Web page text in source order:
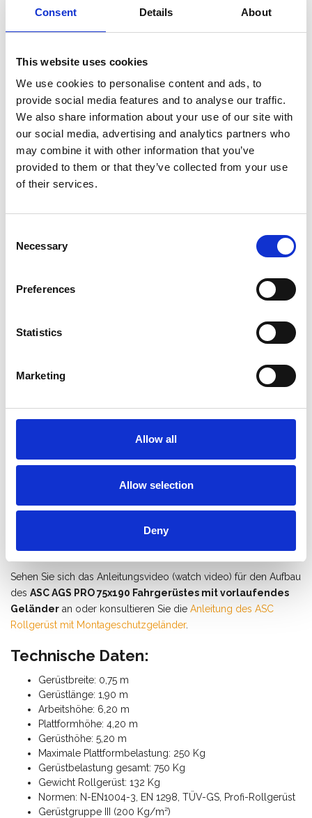
Consent Details About
This website uses cookies
We use cookies to personalise content and ads, to
provide social media features and to analyse our traffic.
We also share information about your use of our site with
our social media, advertising and analytics partners who
may combine it with other information that you’ve
provided to them or that they’ve collected from your use
of their services.
Selection
Necessary
Preferences
Statistics
Marketing
Allow all
Allow selection
Deny
Produktinformation Ähnliche Produkte
Beschreibung
DasASC AGS (Advantaged Guardrail System)
Rollgerüsterfüllt die neue Norm. Ab dem 1. Januar 2018 muss
beim Betreten der nächsten Plattform in einem Rollgerüst immer
ein Handlauf vorhanden sein. Bei diesem AGS-Rollgerüst ist vor
dem Aufsteigen immer ein Handlauf vorhanden.
Dieses professionelle AGS Rollgerüst
mit vorlaufende
Sie haben die Wahl zwischen Bühne mit Holzbelag oder
Carbonbelag. Eine
Plattform mit Carbonboden ist 25%
Das ASC Fahrgerüst mit Montageschutzgeländer ist für
Arbeiten im
geeignet.
ausgestattet,
die bis zu 25 cm höhenverstellbar sind.
Schneller Auf- und Abbau durch den
innovativen
Das ASC Profi-Gerüst ist mit
Materialien oder Werkzeuge von die Plattform fallen.
können Sie dieses Rollgerüst
mit einer Breite von 75 cm auf eine Arbeitshöhe von 10
Wie baue ich ein Fahrgerüst mit
Montageschutzgeländer auf?
Sehen Sie sich das Anleitungsvideo (watch video) für den Aufbau
des ASC AGS PRO 75x190 Fahrgerüstes mit vorlaufendes
Geländer an oder konsultieren Sie die Anleitung des ASC
Rollgerüst mit Montageschutzgeländer.
Technische Daten:
Gerüstbreite: 0,75 m
Gerüstlänge: 1,90 m
Arbeitshöhe: 6,20 m
Plattformhöhe: 4,20 m
Gerüsthöhe: 5,20 m
Maximale Plattformbelastung: 250 Kg
Gerüstbelastung gesamt: 750 Kg
Gewicht Rollgerüst: 132 Kg
Normen: N-EN1004-3, EN 1298, TÜV-GS, Profi-Rollgerüst
Gerüstgruppe III (200 Kg/m²)